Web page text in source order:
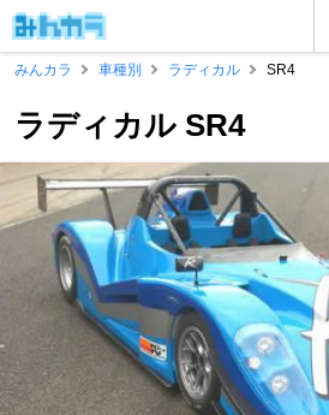
みんカラ
車種別 ラディカル SR4
ラディカル SR4